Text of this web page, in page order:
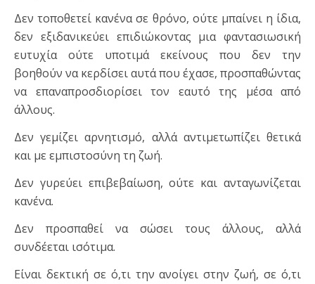
Δεν τοποθετεί κανένα σε θρόνο, ούτε μπαίνει η ίδια,
δεν εξιδανικεύει επιδιώκοντας μια φαντασιωσική
ευτυχία ούτε υποτιμά εκείνους που δεν την
βοηθούν να κερδίσει αυτά που έχασε, προσπαθώντας
να επαναπροσδιορίσει τον εαυτό της μέσα από
άλλους.
Δεν γεμίζει αρνητισμό, αλλά αντιμετωπίζει θετικά
και με εμπιστοσύνη τη ζωή.
Δεν γυρεύει επιβεβαίωση, ούτε και ανταγωνίζεται
κανένα.
Δεν προσπαθεί να σώσει τους άλλους, αλλά
συνδέεται ισότιμα.
Είναι δεκτική σε ό,τι την ανοίγει στην ζωή, σε ό,τι